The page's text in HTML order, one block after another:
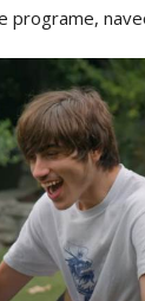
programe,